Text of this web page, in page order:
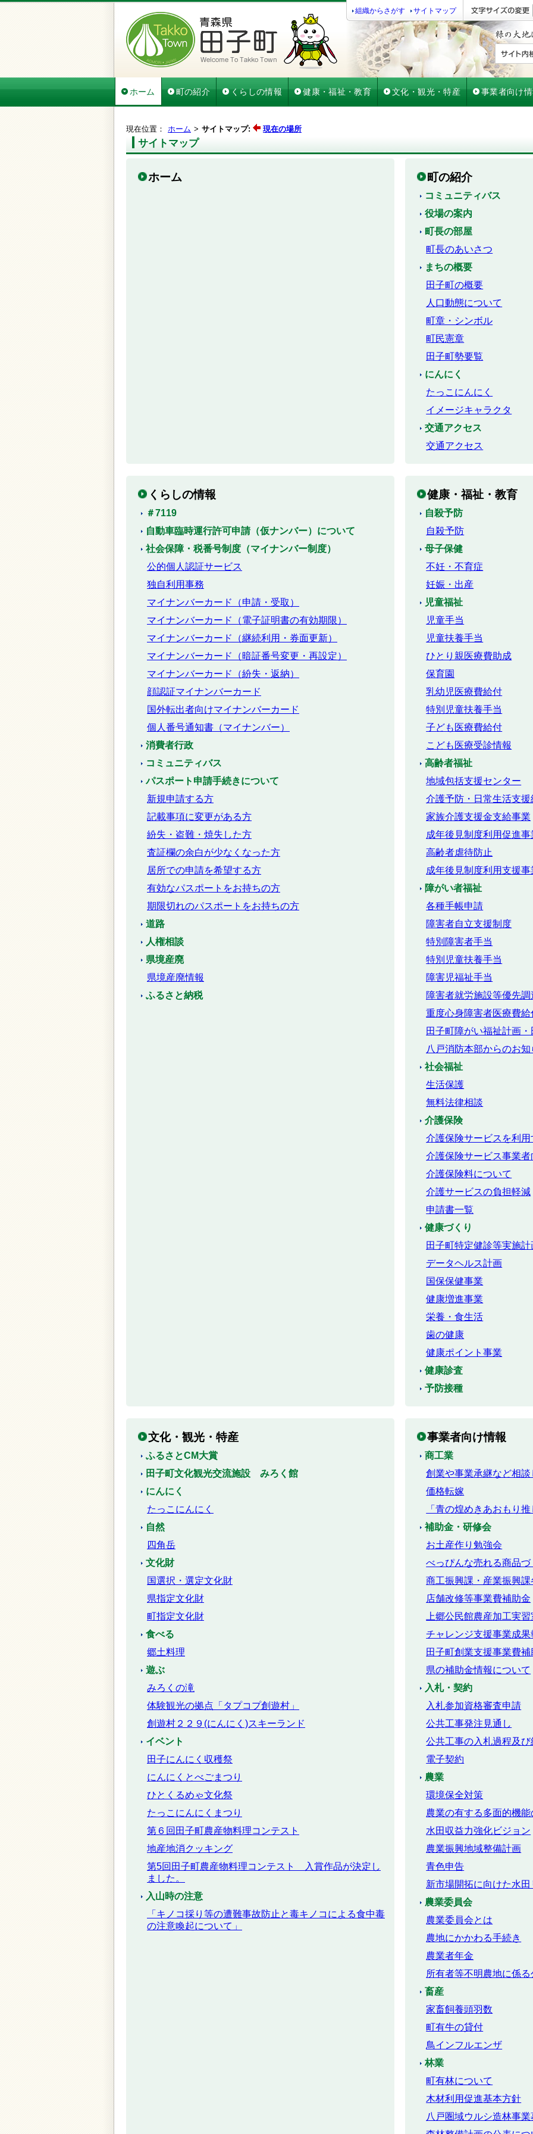
組織からさがす サイトマップ
ホーム 町の紹介 くらしの情報 健康・福祉・教育 文化・観光・特産 事業者向け
現在位置： ホーム サイトマップ: 現在の場所
サイトマップ
ホーム 町の紹介
コミュニティバス
役場の案内
町長の部屋
町長のあいさつ
まちの概要
田子町の概要
人口動態について
町章・シンボル
町民憲章
田子町勢要覧
にんにく
たっこにんにく
イメージキャラクタ
交通アクセス
交通アクセス
くらしの情報
＃7119
自動車臨時運行許可申請（仮ナンバー）について
社会保障・税番号制度（マイナンバー制度）
公的個人認証サービス
独自利用事務
マイナンバーカード（申請・受取）
マイナンバーカード（電子証明書の有効期限）
マイナンバーカード（継続利用・券面更新）
マイナンバーカード（暗証番号変更・再設定）
マイナンバーカード（紛失・返納）
顔認証マイナンバーカード
国外転出者向けマイナンバーカード
個人番号通知書（マイナンバー）
消費者行政
コミュニティバス
パスポート申請手続きについて
新規申請する方
記載事項に変更がある方
紛失・盗難・焼失した方
査証欄の余白が少なくなった方
居所での申請を希望する方
有効なパスポートをお持ちの方
期限切れのパスポートをお持ちの方
道路
人権相談
県境産廃
県境産廃情報
ふるさと納税
健康・福祉・教育
自殺予防
自殺予防
母子保健
不妊・不育症
妊娠・出産
児童福祉
児童手当
児童扶養手当
ひとり親医療費助成
保育園
乳幼児医療費給付
特別児童扶養手当
子ども医療費給付
こども医療受診情報
高齢者福祉
地域包括支援センター
介護予防・日常生活支
家族介護支援金支給事業
成年後見制度利用促進事
高齢者虐待防止
成年後見制度利用支援事
障がい者福祉
各種手帳申請
障害者自立支援制度
特別障害者手当
特別児童扶養手当
障害児福祉手当
障害者就労施設等優先調
重度心身障害者医療費給
田子町障がい福祉計画
八戸消防本部からのお
社会福祉
生活保護
無料法律相談
介護保険
介護保険サービスを利
介護保険サービス事業
介護保険料について
介護サービスの負担軽減
申請書一覧
健康づくり
田子町特定健診等実施計
データヘルス計画
国保保健事業
健康増進事業
栄養・食生活
歯の健康
健康ポイント事業
健康診査
予防接種
文化・観光・特産
ふるさとCM大賞
田子町文化観光交流施設 みろく館
にんにく
たっこにんにく
自然
四角岳
文化財
国選択・選定文化財
県指定文化財
町指定文化財
食べる
郷土料理
遊ぶ
みろくの滝
体験観光の拠点「タプコプ創遊村」
創遊村２２９(にんにく)スキーランド
イベント
田子にんにく収穫祭
にんにくとべごまつり
ひとくるめゃ文化祭
たっこにんにくまつり
第６回田子町農産物料理コンテスト
地産地消クッキング
第5回田子町農産物料理コンテスト 入賞作品が決定し
ました。
入山時の注意
「キノコ採り等の遭難事故防止と毒キノコによる食中毒
の注意喚起について」
事業者向け情報
商工業
創業や事業承継など相
価格転嫁
「青の煌めきあおもり
補助金・研修会
お土産作り勉強会
べっぴんな売れる商品
商工振興課・産業振興
店舗改修等事業費補助金
上郷公民館農産加工実
チャレンジ支援事業成果
田子町創業支援事業費補
県の補助金情報について
入札・契約
入札参加資格審査申請
公共工事発注見通し
公共工事の入札過程及び
電子契約
農業
環境保全対策
農業の有する多面的機
水田収益力強化ビジョン
農業振興地域整備計画
青色申告
新市場開拓に向けた水
農業委員会
農業委員会とは
農地にかかわる手続き
農業者年金
所有者等不明農地に係る
畜産
家畜飼養頭羽数
町有牛の貸付
鳥インフルエンザ
林業
町有林について
木材利用促進基本方針
八戸圏域ウルシ造林事